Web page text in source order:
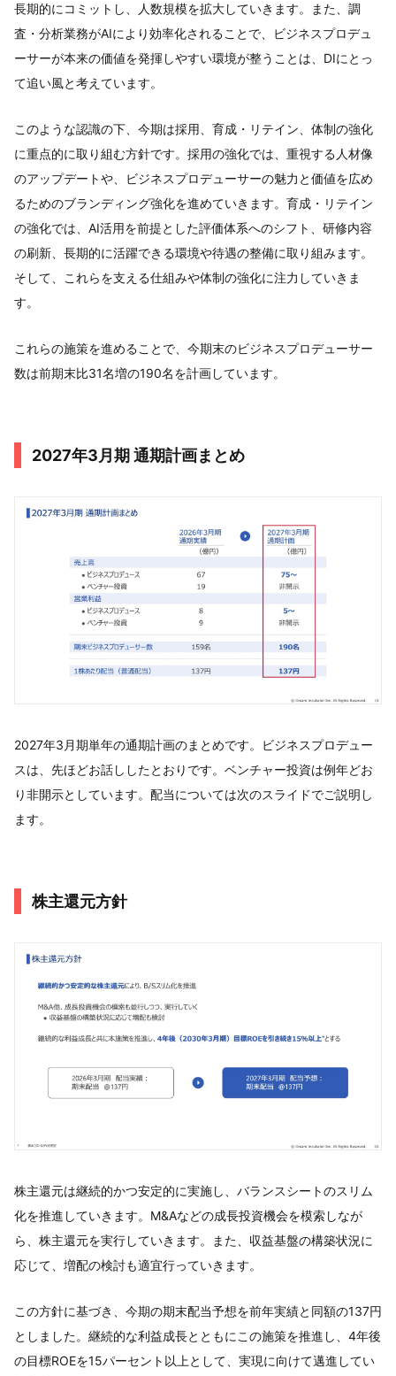
長期的にコミットし、人数規模を拡大していきます。また、調
査・分析業務がAIにより効率化されることで、ビジネスプロデュ
ーサーが本来の価値を発揮しやすい環境が整うことは、DIにとっ
て追い風と考えています。
このような認識の下、今期は採用、育成・リテイン、体制の強化
に重点的に取り組む方針です。採用の強化では、重視する人材像
のアップデートや、ビジネスプロデューサーの魅力と価値を広め
るためのブランディング強化を進めていきます。育成・リテイン
の強化では、AI活用を前提とした評価体系へのシフト、研修内容
の刷新、長期的に活躍できる環境や待遇の整備に取り組みます。
そして、これらを支える仕組みや体制の強化に注力していきま
す。
これらの施策を進めることで、今期末のビジネスプロデューサー
数は前期末比31名増の190名を計画しています。
2027年3月期 通期計画まとめ
2027年3月期単年の通期計画のまとめです。ビジネスプロデュー
スは、先ほどお話ししたとおりです。ベンチャー投資は例年どお
り非開示としています。配当については次のスライドでご説明し
ます。
株主還元方針
株主還元は継続的かつ安定的に実施し、バランスシートのスリム
化を推進していきます。M&Aなどの成長投資機会を模索しなが
ら、株主還元を実行していきます。また、収益基盤の構築状況に
応じて、増配の検討も適宜行っていきます。
この方針に基づき、今期の期末配当予想を前年実績と同額の137円
としました。継続的な利益成長とともにこの施策を推進し、4年後
の目標ROEを15パーセント以上として、実現に向けて邁進してい